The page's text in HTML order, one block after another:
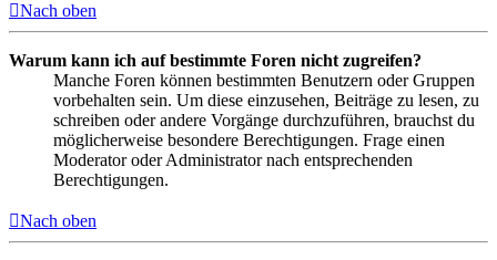
Nach oben
Warum kann ich auf bestimmte Foren nicht zugreifen?
Manche Foren können bestimmten Benutzern oder Gruppen
vorbehalten sein. Um diese einzusehen, Beiträge zu lesen, zu
schreiben oder andere Vorgänge durchzuführen, brauchst du
möglicherweise besondere Berechtigungen. Frage einen
Moderator oder Administrator nach entsprechenden
Berechtigungen.
Nach oben